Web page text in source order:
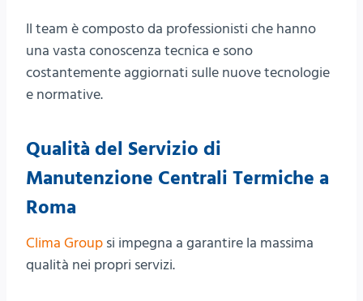
Il team è composto da professionisti che hanno
una vasta conoscenza tecnica e sono
costantemente aggiornati sulle nuove tecnologie
e normative.
Qualità del Servizio di
Manutenzione Centrali Termiche a
Roma
Clima Group si impegna a garantire la massima
qualità nei propri servizi.